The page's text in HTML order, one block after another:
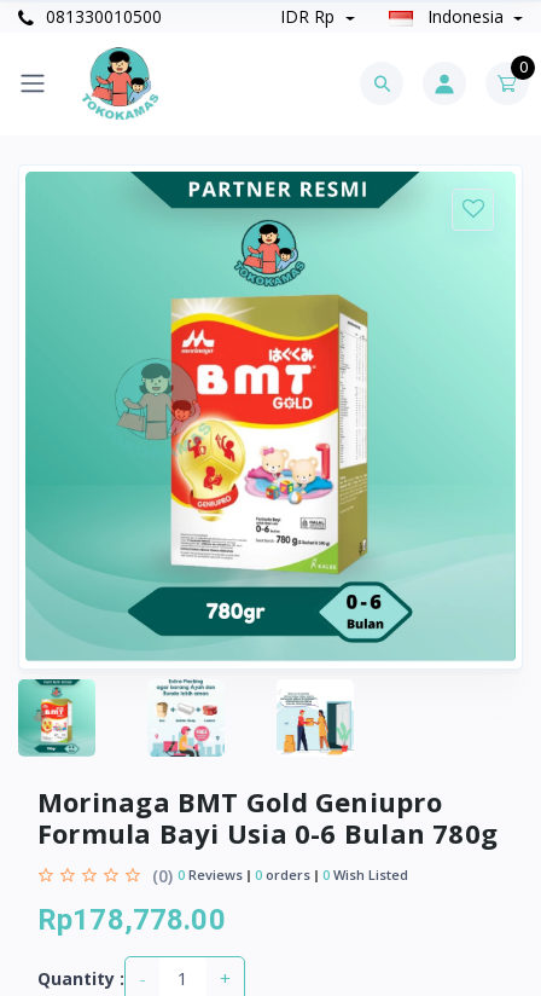
081330010500 IDR Rp Indonesia
0
Morinaga BMT Gold Geniupro
Formula Bayi Usia 0-6 Bulan 780g
(0) 0 Reviews 0 orders 0 Wish Listed
Rp178,778.00
Quantity : - +